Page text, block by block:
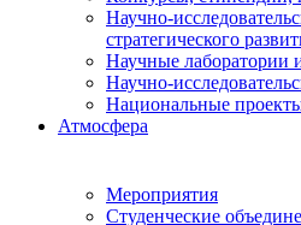
Научно-
стратегического
Научные лаборатории
Научно-
Национальные
Атмосфера
Мероприятия
Студенческие